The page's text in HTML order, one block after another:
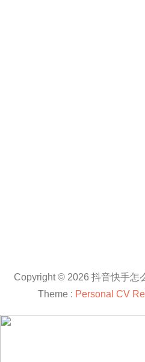
Copyright © 2026 抖音快手怎
Theme : Personal CV